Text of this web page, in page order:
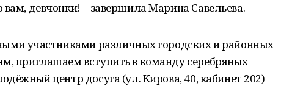
девчонки! – завершила Марина Савельева.
участниками различных городских и районных
приглашаем вступить в команду серебряных
центр досуга (ул. Кирова, 40, кабинет 202)